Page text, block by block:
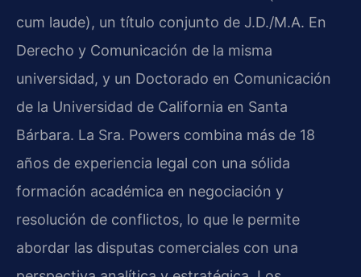
cum laude), un título conjunto de J.D./M.A. En
Derecho y Comunicación de la misma
universidad, y un Doctorado en Comunicación
de la Universidad de California en Santa
Bárbara. La Sra. Powers combina más de 18
años de experiencia legal con una sólida
formación académica en negociación y
resolución de conflictos, lo que le permite
abordar las disputas comerciales con una